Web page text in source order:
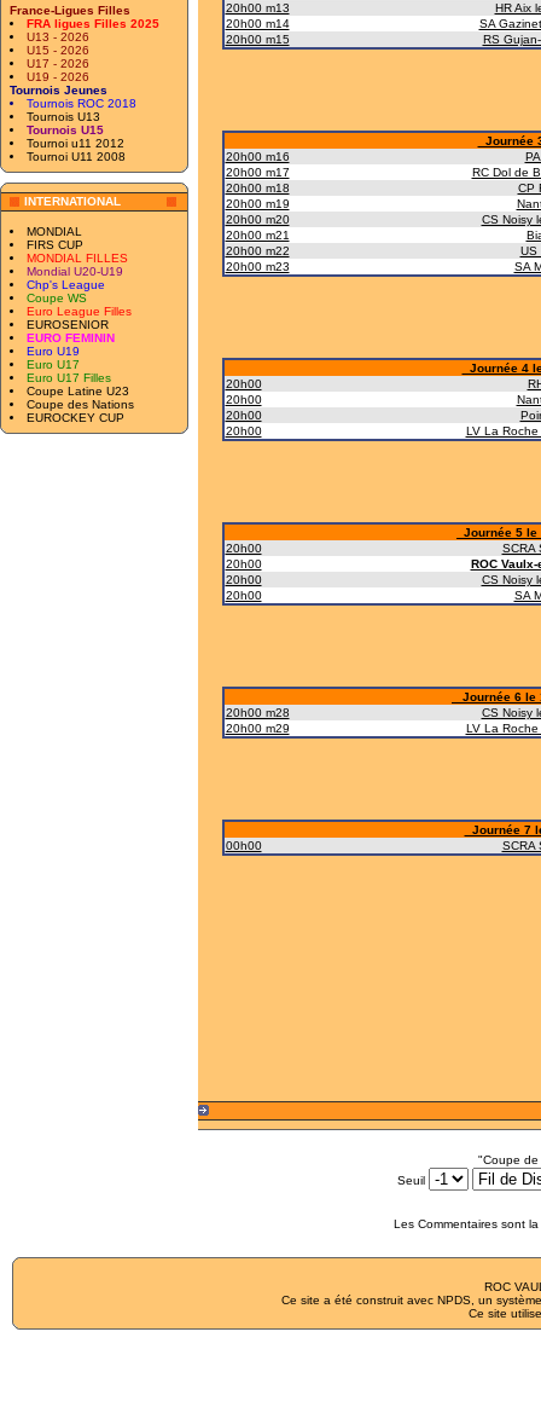
France-Ligues Filles
FRA ligues Filles 2025
U13 - 2026
U15 - 2026
U17 - 2026
U19 - 2026
Tournois Jeunes
Tournois ROC 2018
Tournois U13
Tournois U15
Tournoi u11 2012
Tournoi U11 2008
INTERNATIONAL
MONDIAL
FIRS CUP
MONDIAL FILLES
Mondial U20-U19
Chp's League
Coupe WS
Euro League Filles
EUROSENIOR
EURO FEMININ
Euro U19
Euro U17
Euro U17 Filles
Coupe Latine U23
Coupe des Nations
EUROCKEY CUP
20h00 m13
HR Aix
20h00 m14
SA
20h00 m15
RS
Journée
20h00 m16
20h00 m17
RC Dol de
20h00 m18
CP
20h00 m19
20h00 m20
CS Noisy
20h00 m21
20h00 m22
US
20h00 m23
SA
Journée 4
20h00
20h00
20h00
20h00
LV La Roche
Journée 5 le
20h00
SCRA
20h00
ROC Vaulx-
20h00
CS Noisy
20h00
SA
Journée 6 le
20h00 m28
CS Noisy
20h00 m29
LV La Roche
Journée 7
00h00
SCRA
"Coupe
Seuil
Les Commentaires sont
ROC
Ce site a été construit avec NPDS , un
Ce site